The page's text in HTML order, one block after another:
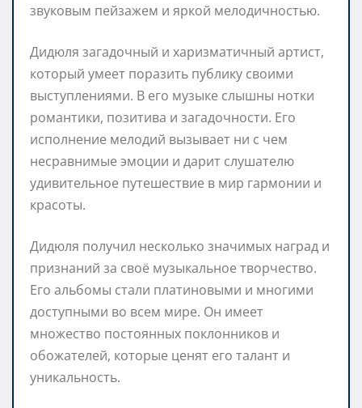
звуковым пейзажем и яркой мелодичностью.
Дидюля загадочный и харизматичный артист,
который умеет поразить публику своими
выступлениями. В его музыке слышны нотки
романтики, позитива и загадочности. Его
исполнение мелодий вызывает ни с чем
несравнимые эмоции и дарит слушателю
удивительное путешествие в мир гармонии и
красоты.
Дидюля получил несколько значимых наград и
признаний за своё музыкальное творчество.
Его альбомы стали платиновыми и многими
доступными во всем мире. Он имеет
множество постоянных поклонников и
обожателей, которые ценят его талант и
уникальность.